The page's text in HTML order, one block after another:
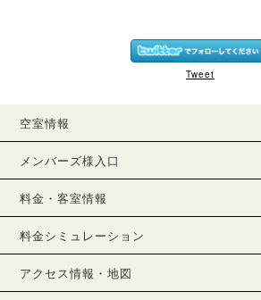
Tweet
空室情報
メンバーズ様入口
料金・客室情報
料金シミュレーション
アクセス情報・地図